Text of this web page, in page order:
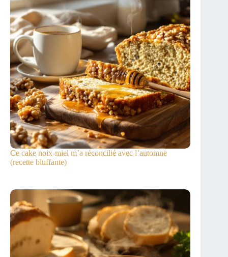
Ce cake noix-miel m’a réconcilié avec l’automne
(recette bluffante)